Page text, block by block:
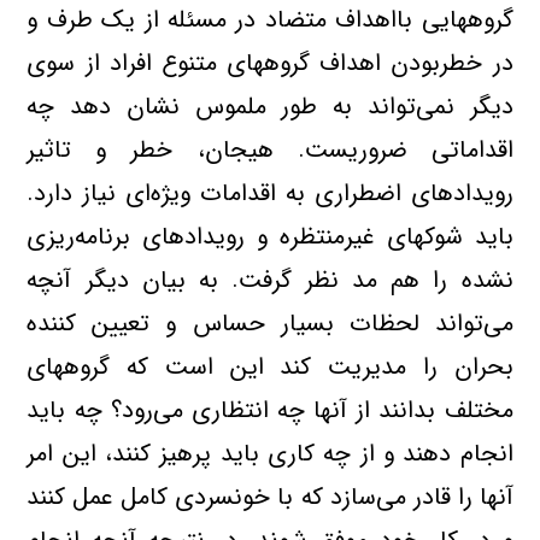
گروههایی‌ بااهداف‌ متضاد در مسئله‌ از یک‌ طرف‌ و
در خطربودن‌ اهداف‌ گروههای‌ متنوع‌ افراد از سوی‌
دیگر نمی‌تواند به‌ طور ملموس‌ نشان‌ دهد چه‌
اقداماتی‌ ضروریست. هیجان، خطر و تاثیر
رویدادهای‌ اضطراری‌ به‌ اقدامات‌ ویژه‌ای‌ نیاز دارد.
باید شوکهای‌ غیرمنتظره‌ و رویدادهای‌ برنامه‌ریزی‌
نشده‌ را هم‌ مد نظر گرفت. به‌ بیان‌ دیگر آنچه‌
می‌تواند لحظات‌ بسیار حساس‌ و تعیین‌ کننده‌
بحران را مدیریت‌ کند این‌ است‌ که‌ گروههای‌
مختلف‌ بدانند از آنها چه‌ انتظاری‌ می‌رود؟ چه‌ باید
انجام‌ دهند و از چه‌ کاری‌ باید پرهیز کنند، این‌ امر
آنها را قادر می‌سازد که‌ با خونسردی‌ کامل‌ عمل‌ کنند